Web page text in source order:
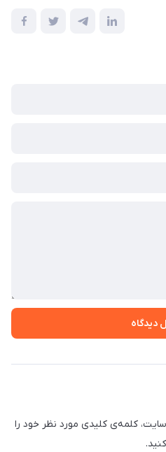
دیدگاه
کلمه‌ی کلیدی مورد نظر خود را